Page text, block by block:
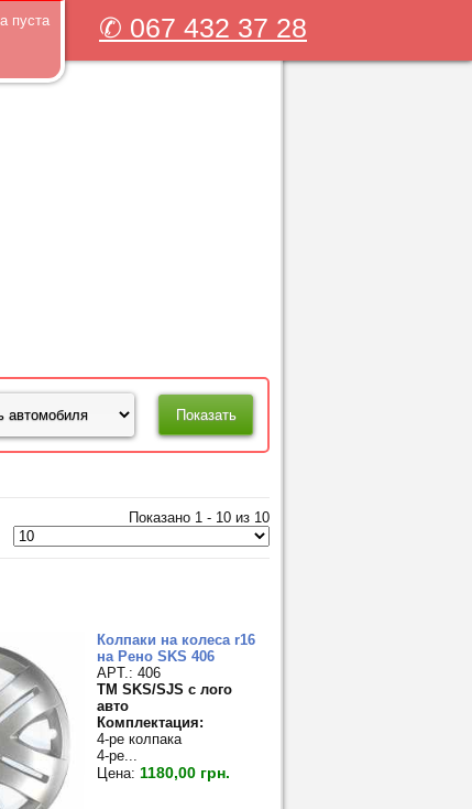
✆ 067 432 37 28
пуста
Показано 1 - 10 из 10
Колпаки на колеса r16
на Рено SKS 406
APT.: 406
TM SKS/SJS с лого
авто
Комплектация:
4-ре колпака
4-ре...
Цена:1180,00 грн.